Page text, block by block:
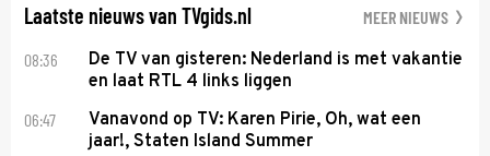
Laatste nieuws van TVgids.nl MEER NIEUWS
08:36
De TV van gisteren: Nederland is met vakantie
en laat RTL 4 links liggen
06:47
Vanavond op TV: Karen Pirie, Oh, wat een
jaar!, Staten Island Summer